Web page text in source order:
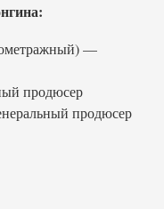
—
продюсер
продюсер